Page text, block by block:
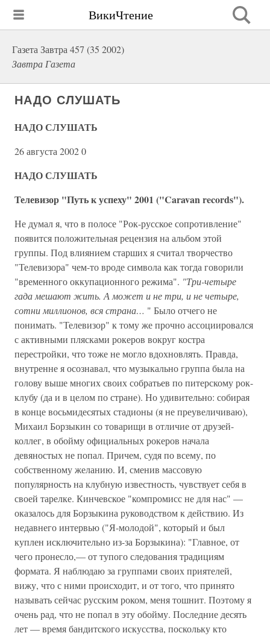
ВикиЧтение
Газета Завтра 457 (35 2002)
Завтра Газета
НАДО СЛУШАТЬ
НАДО СЛУШАТЬ
26 августа 2002 0
НАДО СЛУШАТЬ
Телевизор "Путь к успеху" 2001 ("Caravan records").
Не думал я, что в полосе "Рок-русское сопротивление"
появится положительная рецензия на альбом этой
группы. Под влиянием старших я считал творчество
"Телевизора" чем-то вроде символа как тогда говорили
"временного оккупационного режима". "Три-четыре
гада мешают жить. А может и не три, и не четыре,
сотни миллионов, вся страна… " Было отчего не
понимать. "Телевизор" к тому же прочно ассоциировался
с активными плясками рокеров вокруг костра
перестройки, что тоже не могло вдохновлять. Правда,
внутренне я осознавал, что музыкально группа была на
голову выше многих своих собратьев по питерскому рок-
клубу (да и в целом по стране). Но удивительно: собирая
в конце восьмидесятых стадионы (я не преувеличиваю),
Михаил Борзыкин со товарищи в отличие от друзей-
коллег, в обойму официальных рокеров начала
девяностых не попал. Причем, судя по всему, по
собственному желанию. И, сменив массовую
популярность на клубную известность, чувствует себя в
своей тарелке. Кинчевское "компромисс не для нас" —
оказалось для Борзыкина руководством к действию. Из
недавнего интервью ("Я-молодой", который и был
куплен исключительно из-за Борзыкина): "Главное, от
чего пронесло,— от тупого следования традициям
формата. Я наблюдаю за группами своих приятелей,
вижу, что с ними происходит, и от того, что принято
называть сейчас русским роком, меня тошнит. Поэтому я
очень рад, что не попал в эту обойму. Последние десять
лет — время бандитского искусства, поскольку кто